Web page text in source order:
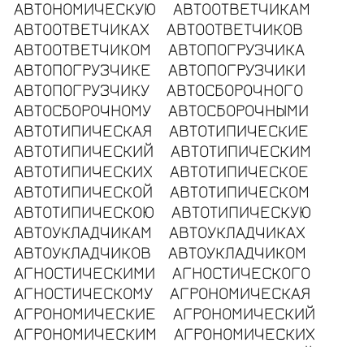
АВТОНОМИЧЕСКУЮ
АВТООТВЕТЧИКАМ
АВТООТВЕТЧИКАХ
АВТООТВЕТЧИКОВ
АВТООТВЕТЧИКОМ
АВТОПОГРУЗЧИКА
АВТОПОГРУЗЧИКЕ
АВТОПОГРУЗЧИКИ
АВТОПОГРУЗЧИКУ
АВТОСБОРОЧНОГО
АВТОСБОРОЧНОМУ
АВТОСБОРОЧНЫМИ
АВТОТИПИЧЕСКАЯ
АВТОТИПИЧЕСКИЕ
АВТОТИПИЧЕСКИЙ
АВТОТИПИЧЕСКИМ
АВТОТИПИЧЕСКИХ
АВТОТИПИЧЕСКОЕ
АВТОТИПИЧЕСКОЙ
АВТОТИПИЧЕСКОМ
АВТОТИПИЧЕСКОЮ
АВТОТИПИЧЕСКУЮ
АВТОУКЛАДЧИКАМ
АВТОУКЛАДЧИКАХ
АВТОУКЛАДЧИКОВ
АВТОУКЛАДЧИКОМ
АГНОСТИЧЕСКИМИ
АГНОСТИЧЕСКОГО
АГНОСТИЧЕСКОМУ
АГРОНОМИЧЕСКАЯ
АГРОНОМИЧЕСКИЕ
АГРОНОМИЧЕСКИЙ
АГРОНОМИЧЕСКИМ
АГРОНОМИЧЕСКИХ